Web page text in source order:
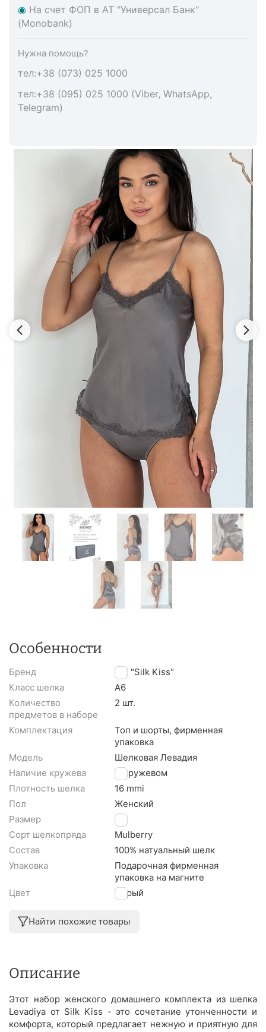
◉ На счет ФОП в АТ "Универсал Банк"
(Monobank)
Нужна помощь?
тел:+38 (073) 025 1000
тел:+38 (095) 025 1000 (Viber, WhatsApp,
Telegram)
Особенности
Бренд
TM "Silk Kiss"
Класс шелка
A6
Количество
предметов в наборе
2 шт.
Комплектация
Топ и шорты, фирменная
упаковка
Модель
Шелковая Левадия
Наличие кружева
С кружевом
Плотность шелка
16 mmi
Пол
Женский
Размер
L
Сорт шелкопряда
Mulberry
Состав
100% натуальный шелк
Упаковка
Подарочная фирменная
упаковка на магните
Цвет
Серый
Найти похожие товары
Описание
Этот набор женского домашнего комплекта из шелка
Levadiya от Silk Kiss - это сочетание утонченности и
комфорта, который предлагает нежную и приятную для